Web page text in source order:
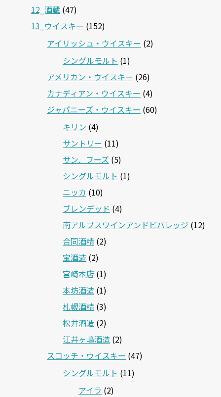
12‗酒蔵 (47)
13_ウイスキー (152)
アイリッシュ・ウイスキー (2)
シングルモルト (1)
アメリカン・ウイスキー (26)
カナディアン・ウイスキー (4)
ジャパニーズ・ウイスキー (60)
キリン (4)
サントリー (11)
サン．フーズ (5)
シングルモルト (1)
ニッカ (10)
ブレンデッド (4)
南アルプスワインアンドビバレッジ (12)
合同酒精 (2)
宝酒造 (2)
宮崎本店 (1)
本坊酒造 (1)
札幌酒精 (3)
松井酒造 (2)
江井ヶ嶋酒造 (2)
スコッチ・ウイスキー (47)
シングルモルト (11)
アイラ (2)